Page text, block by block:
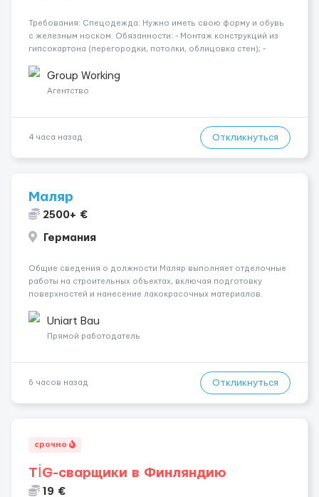
Требования: Спецодежда: Нужно иметь свою форму и обувь
с железным носком. Обязанности: - Монтаж конструкций из
гипсокартона (перегородки, потолки, облицовка стен); -
малярных работ (шпатлевка, грунтовка, покраска); -
Штукатурные работы ...
Group Working
Агентство
4 часа назад Откликнуться
Маляр
2500+ €
Германия
Общие сведения о должности Маляр выполняет отделочные
работы на строительных объектах, включая подготовку
поверхностей и нанесение лакокрасочных материалов.
профессионалов на месте, приглашения делаем только для
профессионалов с доказательным портф...
Uniart Bau
Прямой работодатель
6 часов назад Откликнуться
срочно
TİG-сварщики в Финляндию
19 €